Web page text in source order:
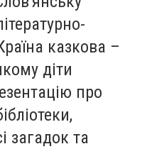
казкова –
діти
про
загадок та